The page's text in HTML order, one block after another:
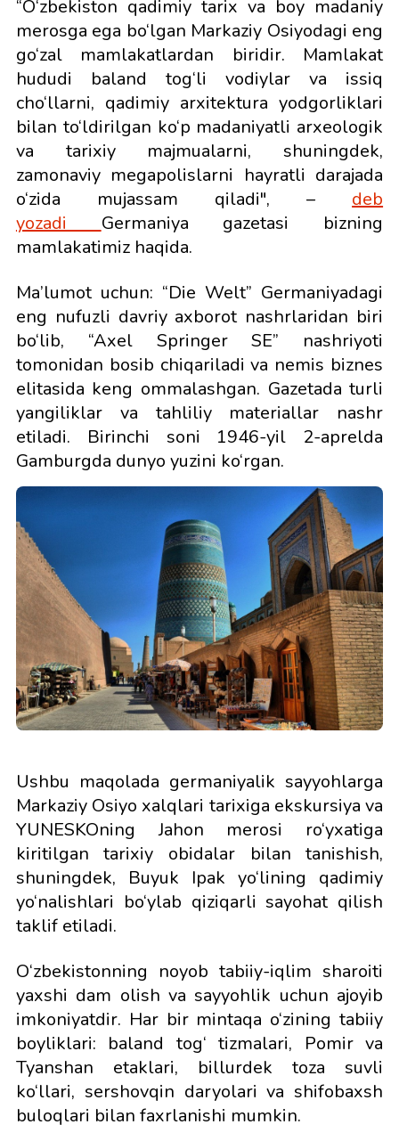
“O‘zbekiston qadimiy tarix va boy madaniy
merosga ega bo‘lgan Markaziy Osiyodagi eng
go‘zal mamlakatlardan biridir. Mamlakat
hududi baland tog‘li vodiylar va issiq
cho‘llarni, qadimiy arxitektura yodgorliklari
bilan to‘ldirilgan ko‘p madaniyatli arxeologik
va tarixiy majmualarni, shuningdek,
zamonaviy megapolislarni hayratli darajada
o‘zida mujassam qiladi", – deb
yozadi Germaniya gazetasi bizning
mamlakatimiz haqida.
Ma’lumot uchun: “Die Welt” Germaniyadagi
eng nufuzli davriy axborot nashrlaridan biri
bo‘lib, “Axel Springer SE” nashriyoti
tomonidan bosib chiqariladi va nemis biznes
elitasida keng ommalashgan. Gazetada turli
yangiliklar va tahliliy materiallar nashr
etiladi. Birinchi soni 1946-yil 2-aprelda
Gamburgda dunyo yuzini ko‘rgan.
Ushbu maqolada germaniyalik sayyohlarga
Markaziy Osiyo xalqlari tarixiga ekskursiya va
YUNESKOning Jahon merosi ro‘yxatiga
kiritilgan tarixiy obidalar bilan tanishish,
shuningdek, Buyuk Ipak yo‘lining qadimiy
yo‘nalishlari bo‘ylab qiziqarli sayohat qilish
taklif etiladi.
O‘zbekistonning noyob tabiiy-iqlim sharoiti
yaxshi dam olish va sayyohlik uchun ajoyib
imkoniyatdir. Har bir mintaqa o‘zining tabiiy
boyliklari: baland tog‘ tizmalari, Pomir va
Tyanshan etaklari, billurdek toza suvli
ko‘llari, sershovqin daryolari va shifobaxsh
buloqlari bilan faxrlanishi mumkin.